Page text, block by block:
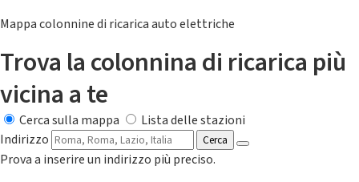
Mappa colonnine di ricarica auto elettriche
Trova la colonnina di ricarica più
vicina a te
Cerca sulla mappa
Lista delle stazioni
Indirizzo
Cerca
Prova a inserire un indirizzo più preciso.